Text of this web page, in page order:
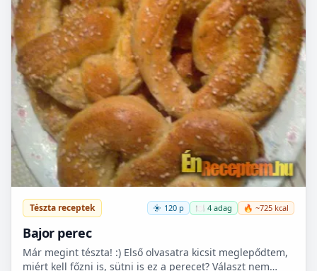
Tészta receptek 120 p 🍽️ 4 adag 🔥 ~725 kcal
Bajor perec
Már megint tészta! :) Első olvasatra kicsit meglepődtem,
miért kell főzni is, sütni is ez a perecet? Választ nem